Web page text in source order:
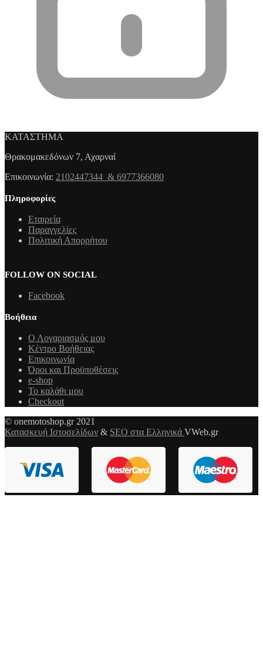
ΚΑΤΑΣΤΗΜΑ
Θρακομακεδόνων 7, Αχαρναί
Επικοινωνία: 2102447344 & 6977366080
Πληροφορίες
Εταιρεία
Παραγγελίες
Πολιτική Απορρήτου
FOLLOW ON SOCIAL
Facebook
Βοήθεια
Ο Λογαριασμός μου
Κέντρο Βοήθειας
Επικοινωνία
Όροι και Προϋποθέσεις
e-shop
Το καλάθι μου
Checkout
© onemotoshop.gr 2021
Κατασκευή Ιστοσελίδων & SEO στα Ελληνικά VWeb.gr